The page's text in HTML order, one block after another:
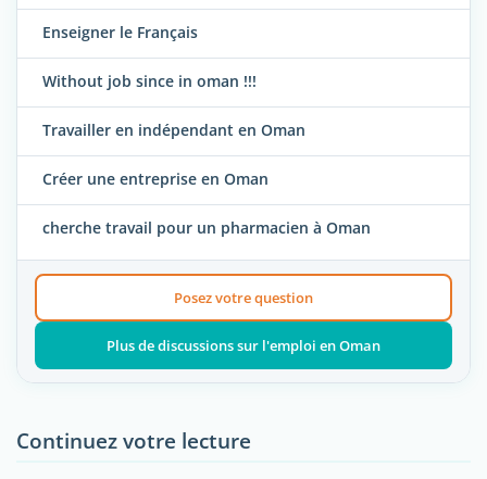
Enseigner le Français
Without job since in oman !!!
Travailler en indépendant en Oman
Créer une entreprise en Oman
cherche travail pour un pharmacien à Oman
Posez votre question
Plus de discussions sur l'emploi en Oman
Continuez votre lecture